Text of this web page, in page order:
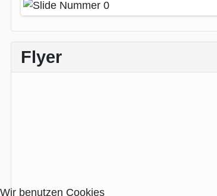
Flyer
Wir benutzen Cookies